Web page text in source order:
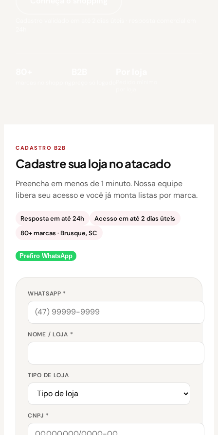
CADASTRO B2B
Cadastre sua loja no atacado
Preencha em menos de 1 minuto. Nossa equipe
libera seu acesso e você já monta listas por marca.
Resposta em até 24h
Acesso em até 2 dias úteis
80+ marcas · Brusque, SC
Prefiro WhatsApp
WHATSAPP *
NOME / LOJA *
TIPO DE LOJA
CNPJ *